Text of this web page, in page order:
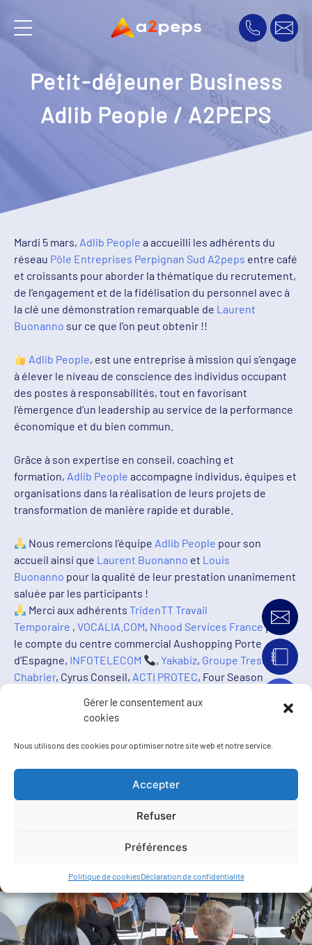
Gérer le consentement aux
cookies
Nous utilisons des cookies pour optimiser notre site web et notre service.
Accepter
Refuser
Préférences
Politique de cookiesDéclaration de confidentialité
Petit-déjeuner Business
Adlib People / A2PEPS
Mardi 5 mars, Adlib People a accueilli les adhérents du
réseau Pôle Entreprises Perpignan Sud A2peps entre café
et croissants pour aborder la thématique du recrutement,
de l’engagement et de la fidélisation du personnel avec à
la clé une démonstration remarquable de Laurent
Buonanno sur ce que l’on peut obtenir !!
Adlib People, est une entreprise à mission qui s’engage
à élever le niveau de conscience des individus occupant
des postes à responsabilités, tout en favorisant
l’émergence d’un leadership au service de la performance
économique et du bien commun.
Grâce à son expertise en conseil, coaching et
formation, Adlib People accompagne individus, équipes et
organisations dans la réalisation de leurs projets de
transformation de manière rapide et durable.
Nous remercions l’équipe Adlib People pour son
accueil ainsi que Laurent Buonanno et Louis
Buonanno pour la qualité de leur prestation unanimement
saluée par les participants !
Merci aux adhérentsTridenTT Travail
Temporaire , VOCALIA.COM, Nhood Services Francepour
le compte du centre commercial Aushopping Porte
d’Espagne, INFOTELECOM ,Yakabiz, Groupe Tressol-
Chabrier, Cyrus Conseil, ACTI PROTEC, Four Season
leur participation !
Entreprises Perpignan Sud A2pepspour l’organisation de